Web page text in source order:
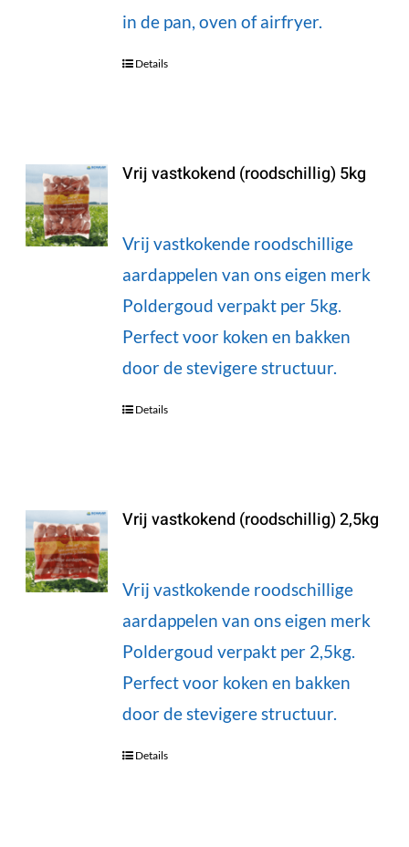
in de pan, oven of airfryer.
Details
Vrij vastkokend (roodschillig) 5kg
Vrij vastkokende roodschillige
aardappelen van ons eigen merk
Poldergoud verpakt per 5kg.
Perfect voor koken en bakken
door de stevigere structuur.
Details
Vrij vastkokend (roodschillig) 2,5kg
Vrij vastkokende roodschillige
aardappelen van ons eigen merk
Poldergoud verpakt per 2,5kg.
Perfect voor koken en bakken
door de stevigere structuur.
Details